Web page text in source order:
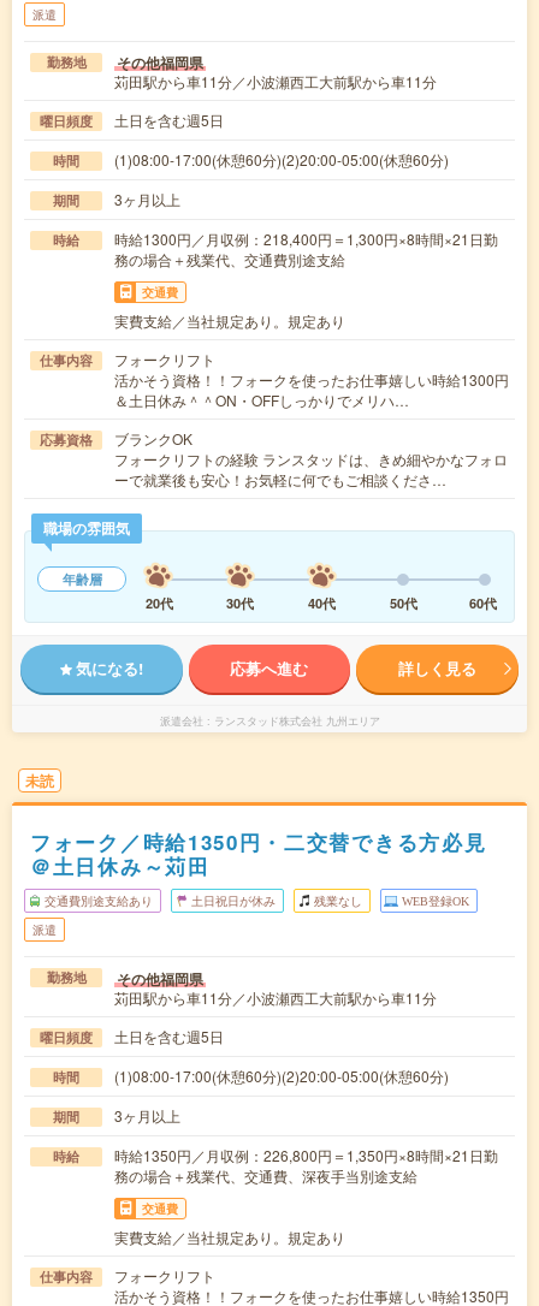
派遣
勤務地 その他福岡県
苅田駅から車11分／小波瀬西工大前駅から車11分
曜日頻度 土日を含む週5日
時間 (1)08:00-17:00(休憩60分)(2)20:00-05:00(休憩60分)
期間 3ヶ月以上
時給
時給1300円／月収例：218,400円＝1,300円×8時間×21日勤
務の場合＋残業代、交通費別途支給
交通費
実費支給／当社規定あり。規定あり
仕事内容
フォークリフト
活かそう資格！！フォークを使ったお仕事嬉しい時給1300円
＆土日休み＾＾ON・OFFしっかりでメリハ…
応募資格
ブランクOK
フォークリフトの経験 ランスタッドは、きめ細やかなフォロ
ーで就業後も安心！お気軽に何でもご相談くださ…
職場の雰囲気
年齢層
20代
30代 40代 50代 60代
気になる! 応募へ進む 詳しく見る
派遣会社 ランスタッド株式会社 九州エリア
未読
フォーク／時給1350円・二交替できる方必見
＠土日休み～苅田
交通費別途支給あり 土日祝日が休み 残業なし WEB登録OK
派遣
勤務地 その他福岡県
苅田駅から車11分／小波瀬西工大前駅から車11分
曜日頻度 土日を含む週5日
時間 (1)08:00-17:00(休憩60分)(2)20:00-05:00(休憩60分)
期間 3ヶ月以上
時給
時給1350円／月収例：226,800円＝1,350円×8時間×21日勤
務の場合＋残業代、交通費、深夜手当別途支給
交通費
実費支給／当社規定あり。規定あり
仕事内容
フォークリフト
活かそう資格！！フォークを使ったお仕事嬉しい時給1350円